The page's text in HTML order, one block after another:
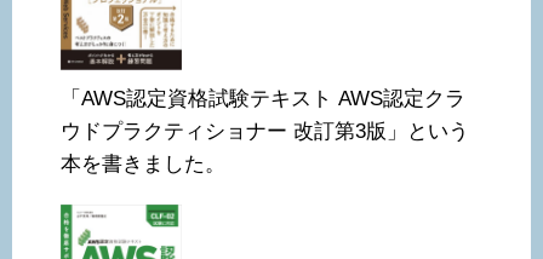
「AWS認定資格試験テキスト AWS認定クラ
ウドプラクティショナー 改訂第3版」という
本を書きました。